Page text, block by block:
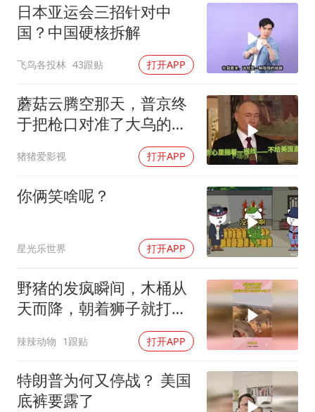
日本亚运会三招针对中
国？中国硬核拆解
飞鸟各投林 43跟贴 打开APP
蘑菇云腾空那天，普京终
于把枪口对准了大乌的军
猪猪爱影视 打开APP
你俩笑啥呢？
星光乐世界 打开APP
野猪的发疯瞬间，木桶从
天而降，朝着狮子就打去
辣辣动物 1跟贴 打开APP
特朗普为何又停战？ 美国
底裤要露了